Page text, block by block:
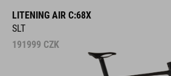
LITENING AIR C:68X
SLT
191999 CZK